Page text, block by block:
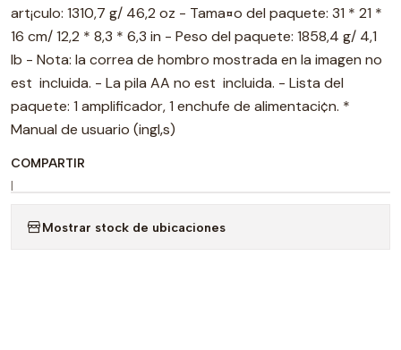
art¡culo: 1310,7 g/ 46,2 oz - Tama¤o del paquete: 31 * 21 *
16 cm/ 12,2 * 8,3 * 6,3 in - Peso del paquete: 1858,4 g/ 4,1
lb - Nota: la correa de hombro mostrada en la imagen no
est incluida. - La pila AA no est incluida. - Lista del
paquete: 1 amplificador, 1 enchufe de alimentaci¢n. *
Manual de usuario (ingl‚s)
COMPARTIR
|
Mostrar stock de ubicaciones